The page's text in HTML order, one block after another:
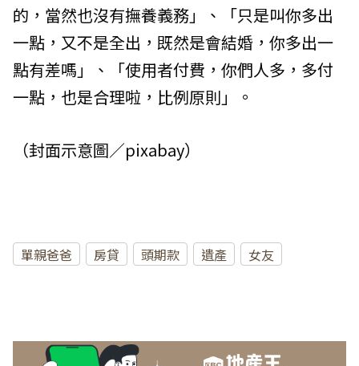
的，當然也沒有撫養義務」、「只是叫你多出
一點，又不是全出，既然是會結婚，你多出一
點有差嗎」、「使用者付費，你們人多，多付
一點，也是合理啦，比例原則」。
（封面示意圖／pixabay）
單親爸爸 房貸 頭期款 遺產 女友